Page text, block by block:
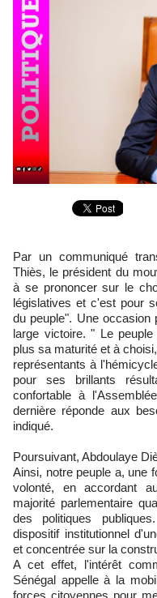
Par un communiqué transmis à la rédaction de Dakaractu
Thiès, le président du
à se prononcer sur le
législatives et c'est pour
du peuple". Une
large victoire. " Le
plus sa maturité et à
représentants à
pour ses brillants
confortable à
dernière réponde aux
indiqué.
Poursuivant, Abdoulaye
Ainsi, notre peuple a, une
volonté, en accordant
majorité parlementaire
des politiques
dispositif institutionnel
et concentrée sur la
A cet effet, l'intérêt
Sénégal appelle à la
forces citoyennes pour